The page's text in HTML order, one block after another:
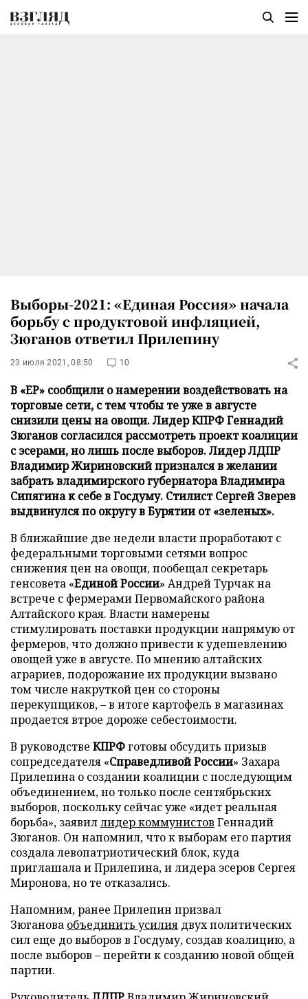
Выборы-2021: «Единая Россия» начала
борьбу с продуктовой инфляцией,
Зюганов ответил Прилепину
23 июля 2021, 08:50 10
В «ЕР» сообщили о намерении воздействовать на
торговые сети, с тем чтобы те уже в августе
снизили цены на овощи. Лидер КПРФ Геннадий
Зюганов согласился рассмотреть проект коалиции
с эсерами, но лишь после выборов. Лидер ЛДПР
Владимир Жириновский признался в желании
забрать владимирского губернатора Владимира
Сипягина к себе в Госдуму. Стилист Сергей Зверев
выдвинулся по округу в Бурятии от «зеленых».
В ближайшие две недели власти проработают с
федеральными торговыми сетями вопрос
снижения цен на овощи, пообещал секретарь
генсовета «Единой России» Андрей Турчак на
встрече с фермерами Первомайского района
Алтайского края. Власти намерены
стимулировать поставки продукции напрямую от
фермеров, что должно привести к удешевлению
овощей уже в августе. По мнению алтайских
аграриев, подорожание их продукции вызвано
том числе накруткой цен со стороны
перекупщиков, – в итоге картофель в магазинах
продается втрое дороже себестоимости.
В руководстве КПРФготовы обсудить призыв
сопредседателя «Справедливой России» Захара
Прилепина о создании коалиции с последующим
объединением, но только после сентябрьских
выборов, поскольку сейчас уже «идет реальная
борьба», заявиллидер коммунистов Геннадий
Зюганов. Он напомнил, что к выборам его партия
создала левопатриотический блок, куда
приглашала и Прилепина, и лидера эсеров Сергея
Миронова, но те отказались.
Напомним, ранее Прилепин призвал
Зюганова объединить усилия двух политических
сил еще до выборов в Госдуму, создав коалицию, а
после выборов – перейти к созданию новой общей
партии.